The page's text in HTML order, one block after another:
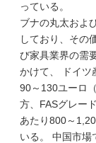
っている。
ブナの丸太およ
しており、その
び家具業界の需
かけて、 ドイツ
90～130ユーロ
方、FASグレー
あたり800～
いる。 中国市場